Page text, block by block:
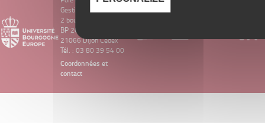
Gestion
2 boulevard Gabriel
BP 26611
21066 Dijon Cedex
Tél. : 03 80 39 54 00
Coordonnées et
contact